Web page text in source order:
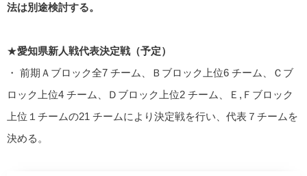
法は別途検討する。
★愛知県新人戦代表決定戦（予定）
・ 前期Ａブロック全7 チーム、Ｂブロック上位6 チーム、Ｃブ
ロック上位4 チーム、Ｄブロック上位2 チーム、Ｅ,Ｆブロック
上位１チームの21 チームにより決定戦を行い、代表７チームを
決める。